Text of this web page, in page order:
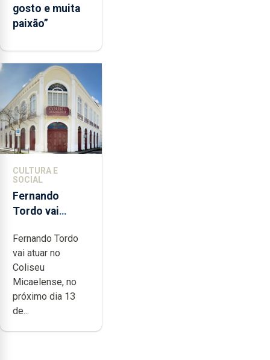
gosto e muita
paixão”
CULTURA E
SOCIAL
Fernando
Tordo vai
anos de
carreira no
Coliseu
Micaelense
Fernando Tordo
vai atuar no
Coliseu
Micaelense, no
próximo dia 13
de...